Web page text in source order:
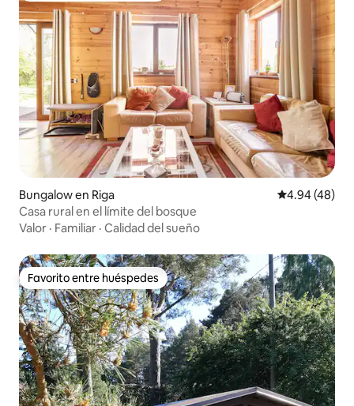
Bungalow en Riga Calificación
4.94 (48)
Casa rural en el límite del bosque
Valor · Familiar · Calidad del sueño
Favorito entre huéspedes
Favorito entre huéspedes